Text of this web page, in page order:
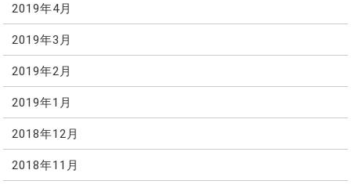
2019年4月
2019年3月
2019年2月
2019年1月
2018年12月
2018年11月